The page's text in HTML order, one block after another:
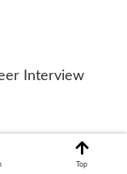
Interview
Top